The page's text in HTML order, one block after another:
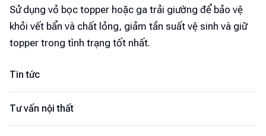
Tin tức
Tư vấn nội thất
Sử dụng vỏ bọc topper hoặc ga trải giường để bảo vệ
khỏi vết bẩn và chất lỏng, giảm tần suất vệ sinh và giữ
topper trong tình trạng tốt nhất.